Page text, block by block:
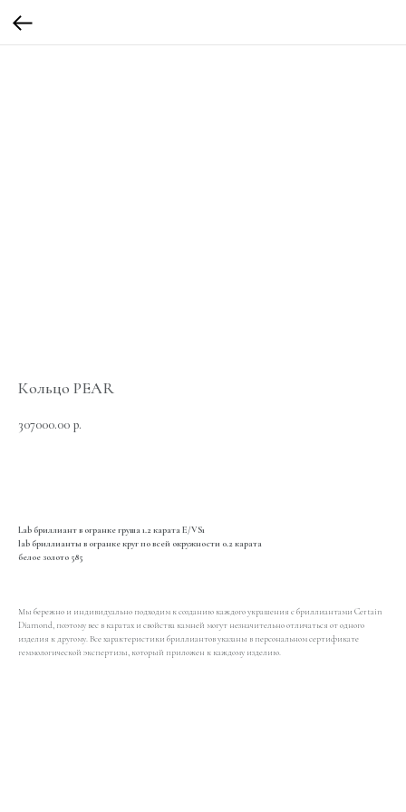
Кольцо PEAR
307000.00 р.
Lab бриллиант в огранке груша 1.2 карата E/VS1
lab бриллианты в огранке круг по всей окружности 0.2 карата
белое золото 585
Мы бережно и индивидуально подходим к созданию каждого украшения с бриллиантами Certain
Diamond, поэтому вес в каратах и свойства камней могут незначительно отличаться от одного
изделия к другому. Все характеристики бриллиантов указаны в персональном сертификате
геммологической экспертизы, который приложен к каждому изделию.